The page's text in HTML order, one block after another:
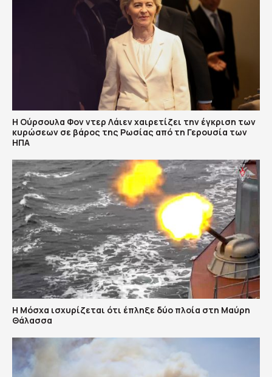
Η Ούρσουλα Φον ντερ Λάιεν χαιρετίζει την έγκριση των
κυρώσεων σε βάρος της Ρωσίας από τη Γερουσία των
ΗΠΑ
Η Μόσχα ισχυρίζεται ότι έπληξε δύο πλοία στη Μαύρη
Θάλασσα